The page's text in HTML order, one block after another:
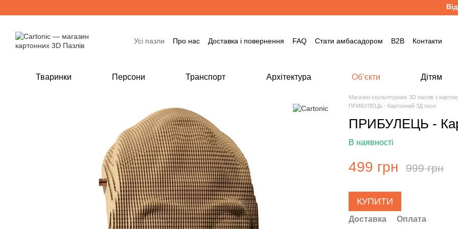
Усі пазли Про нас Доставка і повернення FAQ Стати амбасадором B2B Контакти
Тваринки Персони Транспорт Архітектура Об’єкти Дітям
Магазин скульптурних 3D пазлів з
ПРИБУЛЕЦЬ - Картонний 3Д пазл
ПРИБУЛЕЦЬ -
В наявності
499 грн 999 грн
КУПИТИ
Доставка Оплата